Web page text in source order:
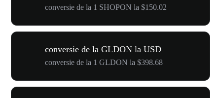
conversie de la 1 SHOPON la $150.02
conversie de la GLDON la USD
conversie de la 1 GLDON la $398.68